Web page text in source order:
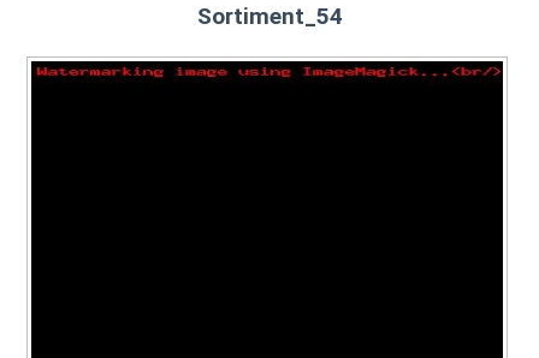
Sortiment_54